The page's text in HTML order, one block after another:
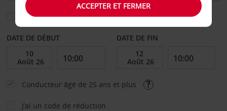
Sélectionnez une autre agence de retour
DATE DE DÉBUT DATE DE FIN
Conducteur âgé de 25 ans et plus
J’ai un code de réduction
ACCEPTER ET FERMER